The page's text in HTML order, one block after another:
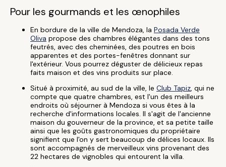
Pour les gourmands et les œnophiles
En bordure de la ville de Mendoza, la Posada Verde
Oliva propose des chambres élégantes dans des tons
feutrés, avec des cheminées, des poutres en bois
apparentes et des portes-fenêtres donnant sur
l'extérieur. Vous pourrez déguster de délicieux repas
faits maison et des vins produits sur place.
Situé à proximité, au sud de la ville, le Club Tapiz, qui ne
compte que quatre chambres, est l'un des meilleurs
endroits où séjourner à Mendoza si vous êtes à la
recherche d'informations locales. Il s'agit de l'ancienne
maison du gouverneur de la province, et sa petite taille
ainsi que les goûts gastronomiques du propriétaire
signifient que l'on y sert beaucoup de délices locaux. Ils
sont accompagnés de merveilleux vins provenant des
22 hectares de vignobles qui entourent la villa.